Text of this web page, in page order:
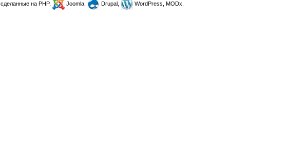
, сделанные на PHP, Joomla, Drupal, WordPress, MODx.